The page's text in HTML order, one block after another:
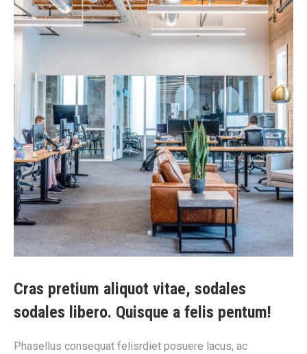
Cras pretium aliquot vitae, sodales
sodales libero. Quisque a felis pentum!
Phasellus consequat felisrdiet posuere lacus, ac